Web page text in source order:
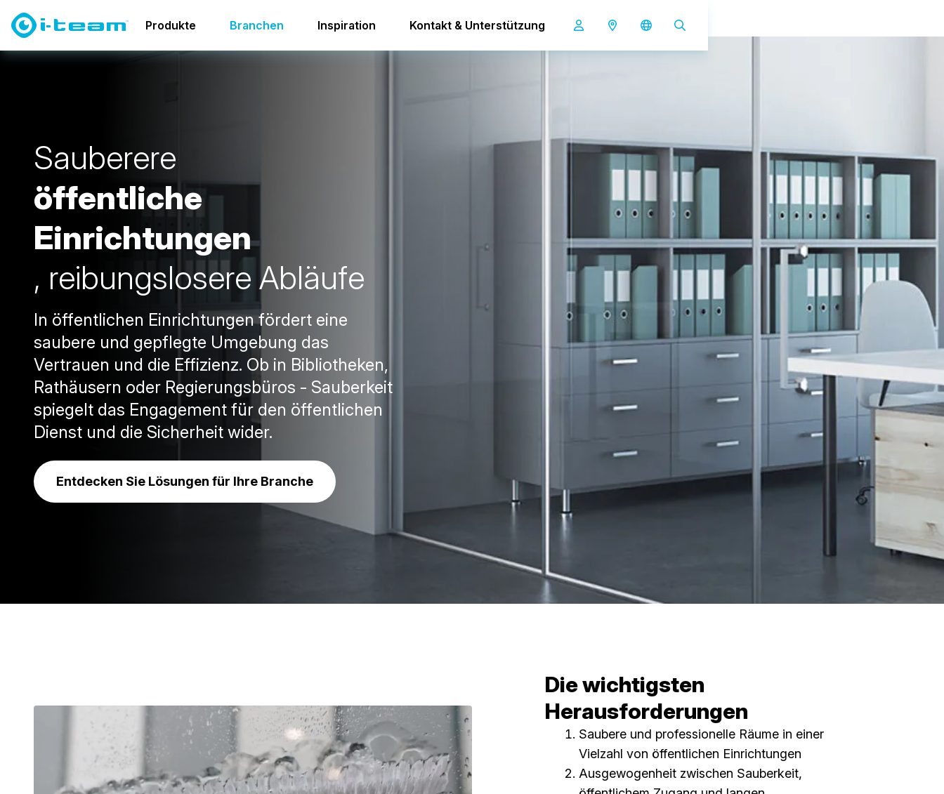
Produkte Branchen Inspiration Kontakt & Unterstützung
Öffentliche Einrichtungen
Sauberere
öffentliche
Einrichtungen
, reibungslosere Abläufe
In öffentlichen Einrichtungen fördert eine
saubere und gepflegte Umgebung das
Vertrauen und die Effizienz. Ob in Bibliotheken,
Rathäusern oder Regierungsbüros - Sauberkeit
spiegelt das Engagement für den öffentlichen
Dienst und die Sicherheit wider.
Entdecken Sie Lösungen für Ihre Branche
Die wichtigsten
Herausforderungen
Saubere und professionelle Räume in einer
Vielzahl von öffentlichen Einrichtungen
Ausgewogenheit zwischen Sauberkeit,